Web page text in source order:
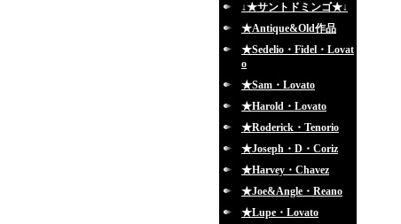
↓★サントドミンゴ★↓
★Antique&Old作品
★Sedelio・Fidel・Lovat
o
★Sam・Lovato
★Harold・Lovato
★Roderick・Tenorio
★Joseph・D・Coriz
★Harvey・Chavez
★Joe&Angle・Reano
★Lupe・Lovato